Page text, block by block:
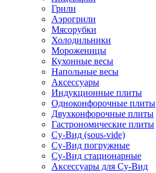
Грили
Аэрогрили
Мясорубки
Холодильники
Мороженицы
Кухонные весы
Напольные весы
Аксессуары
Индукционные плиты
Одноконфорочные плиты
Двухконфорочные плиты
Гастрономические плиты
Су-Вид (sous-vide)
Су-Вид погружные
Су-Вид стационарные
Аксессуары для Су-Вид